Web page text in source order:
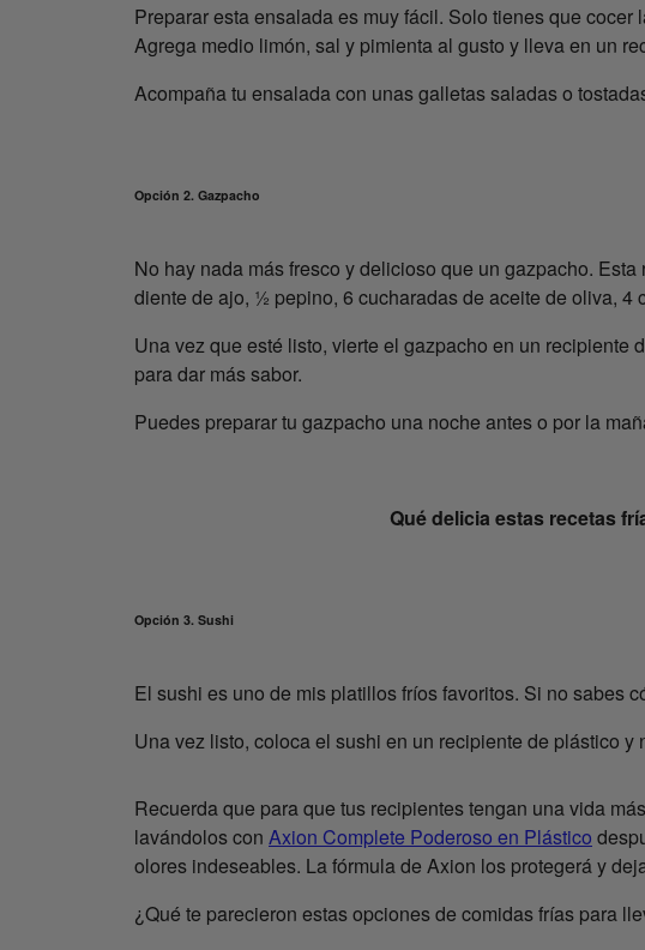
Preparar esta ensalada es muy fácil. Solo tienes que
Agrega medio limón, sal y pimienta al gusto y lleva en un
Acompaña tu ensalada con unas galletas saladas o
Opción 2. Gazpacho
No hay nada más fresco y delicioso que un gazpacho.
diente de ajo, ½ pepino, 6 cucharadas de aceite de oliva,
Una vez que esté listo, vierte el gazpacho en un
para dar más sabor.
Puedes preparar tu gazpacho una noche antes o por la
Qué delicia estas recetas
Opción 3. Sushi
El sushi es uno de mis platillos fríos favoritos. Si no sabes
Una vez listo, coloca el sushi en un recipiente de plástico
Recuerda que para que tus recipientes tengan una vida
lavándolos con Axion Complete Poderoso en Plástico
olores indeseables. La fórmula de Axion los protegerá y
¿Qué te parecieron estas opciones de comidas frías para